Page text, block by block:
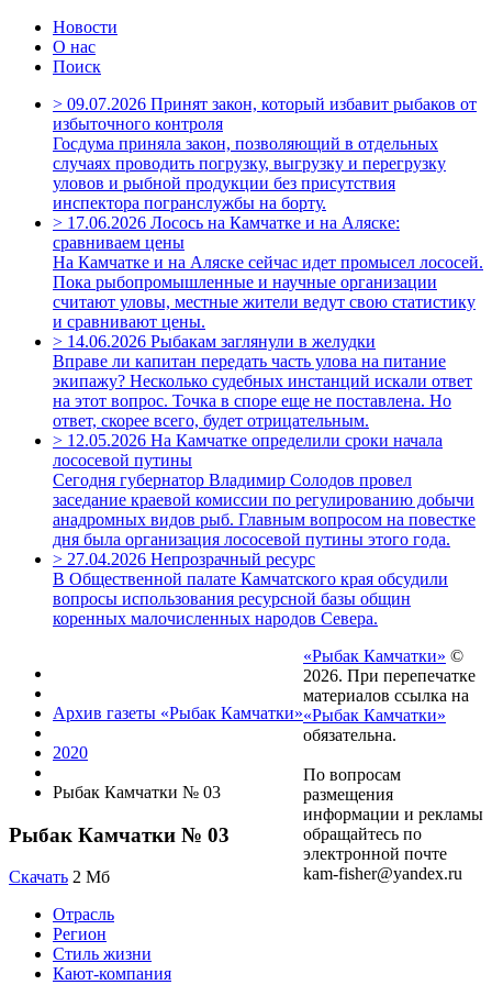
Новости
О нас
Поиск
> 09.07.2026 Принят закон, который избавит рыбаков от
избыточного контроля
Госдума приняла закон, позволяющий в отдельных
случаях проводить погрузку, выгрузку и перегрузку
уловов и рыбной продукции без присутствия
инспектора погранслужбы на борту.
> 17.06.2026 Лосось на Камчатке и на Аляске:
сравниваем цены
На Камчатке и на Аляске сейчас идет промысел лососей.
Пока рыбопромышленные и научные организации
считают уловы, местные жители ведут свою статистику
и сравнивают цены.
> 14.06.2026 Рыбакам заглянули в желудки
Вправе ли капитан передать часть улова на питание
экипажу? Несколько судебных инстанций искали ответ
на этот вопрос. Точка в споре еще не поставлена. Но
ответ, скорее всего, будет отрицательным.
> 12.05.2026 На Камчатке определили сроки начала
лососевой путины
Сегодня губернатор Владимир Солодов провел
заседание краевой комиссии по регулированию добычи
анадромных видов рыб. Главным вопросом на повестке
дня была организация лососевой путины этого года.
> 27.04.2026 Непрозрачный ресурс
В Общественной палате Камчатского края обсудили
вопросы использования ресурсной базы общин
коренных малочисленных народов Севера.
Архив газеты «Рыбак Камчатки»
2020
Рыбак Камчатки № 03
Рыбак Камчатки № 03
Скачать 2 Мб
Отрасль
Регион
Стиль жизни
Кают-компания
«Рыбак Камчатки» ©
2026. При перепечатке
материалов ссылка на
«Рыбак Камчатки»
обязательна.
По вопросам
размещения
информации и рекламы
обращайтесь по
электронной почте
kam-fisher@yandex.ru